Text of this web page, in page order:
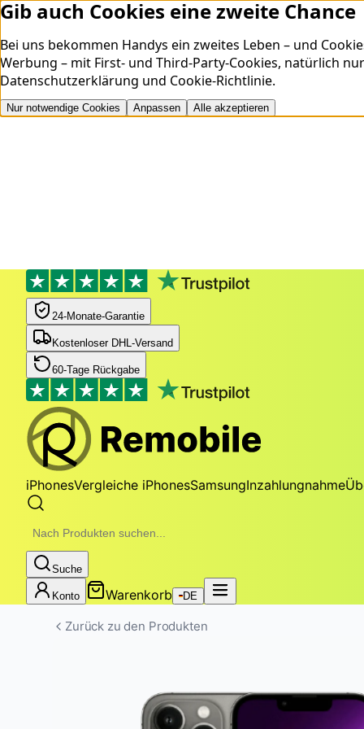
Gib auch Cookies eine zweite Chance
Bei uns bekommen Handys ein zweites Leben – und
Werbung – mit First- und Third-Party-Cookies, natürlich
Datenschutzerklärung und Cookie-Richtlinie.
Nur notwendige Cookies Anpassen Alle akzeptieren
24‑Monate‑Garantie
Kostenloser DHL-Versand
60-Tage Rückgabe
iPhonesVergleiche iPhonesSamsungInzahlungnahme
Suche
Konto Warenkorb DE
Zurück zu den Produkten